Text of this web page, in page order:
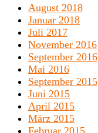
August 2018
Januar 2018
Juli 2017
November 2016
September 2016
Mai 2016
September 2015
Juni 2015
April 2015
März 2015
Februar 2015